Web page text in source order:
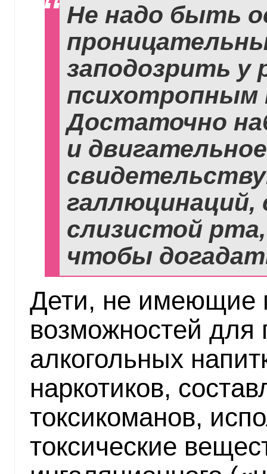
Не надо быть
заподозрить у
психотропным
Достаточно
и
галлюцинаций,
слизистой
чтобы
Дети, не имеющие
возможностей для
алкогольных
наркотиков,
токсикоманов,
токсические